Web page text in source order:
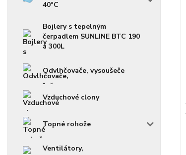
40°C
Bojlery s tepelným
čerpadlem SUNLINE BTC 190
a 300L
Odvlhčovače, vysoušeče
Vzduchové clony
Topné rohože
Ventilátory,